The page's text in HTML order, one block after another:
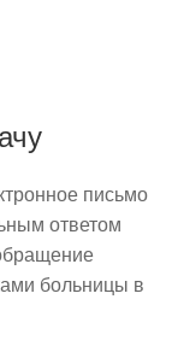
письмо
ответом
больницы в